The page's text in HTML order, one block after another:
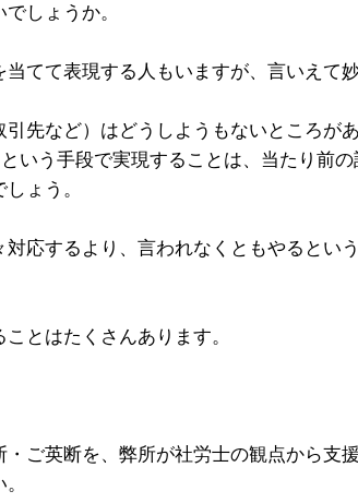
しょうか。
てて表現する人もいますが、言いえて妙
先など）はどうしようもないところが
いう手段で実現することは、当たり前
ょう。
応するより、言われなくともやると
とはたくさんあります。
ご英断を、弊所が社労士の観点から支